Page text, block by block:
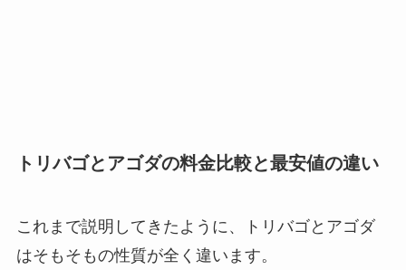
トリバゴとアゴダの料金比較と最安値の違い
これまで説明してきたように、トリバゴとアゴダ
はそもそもの性質が全く違います。